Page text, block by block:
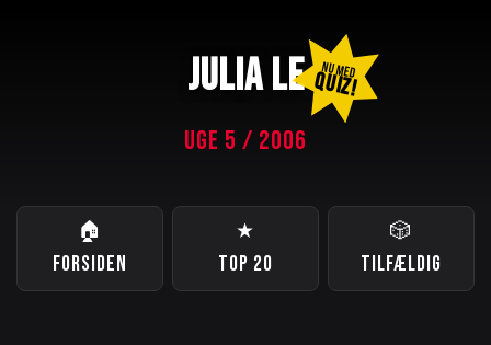
JULIA LE NU MED
QUIZ!
UGE 5 / 2006
🏠
FORSIDEN
★
TOP 20
🎲
TILFÆLDIG